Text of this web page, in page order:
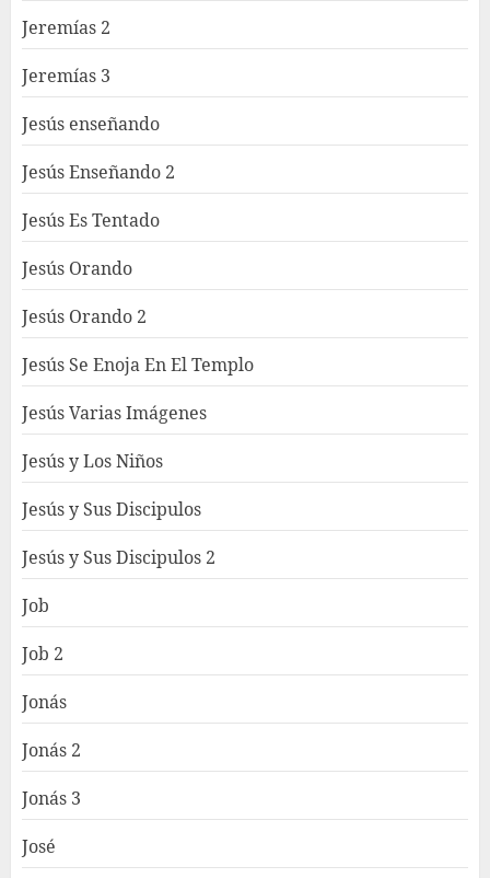
Jeremías 2
Jeremías 3
Jesús enseñando
Jesús Enseñando 2
Jesús Es Tentado
Jesús Orando
Jesús Orando 2
Jesús Se Enoja En El Templo
Jesús Varias Imágenes
Jesús y Los Niños
Jesús y Sus Discipulos
Jesús y Sus Discipulos 2
Job
Job 2
Jonás
Jonás 2
Jonás 3
José